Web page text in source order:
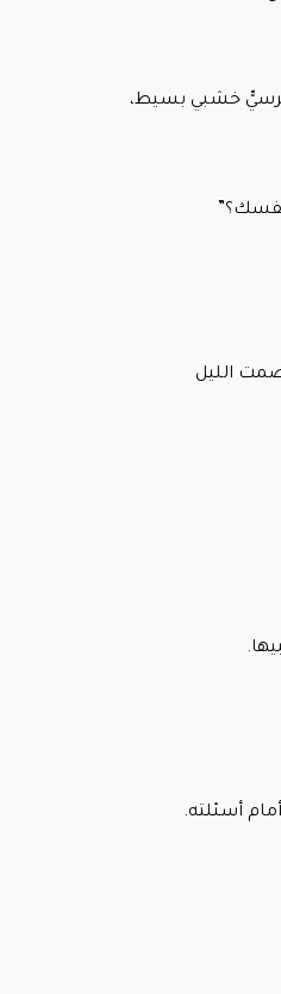
خشبي بسيط،
الليل
أسئلته.